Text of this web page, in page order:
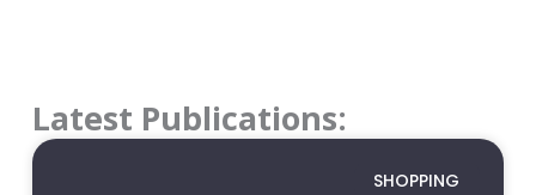
Latest Publications:
SHOPPING